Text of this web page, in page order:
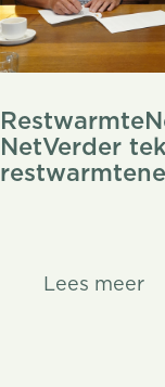
NetVerder
Lees meer